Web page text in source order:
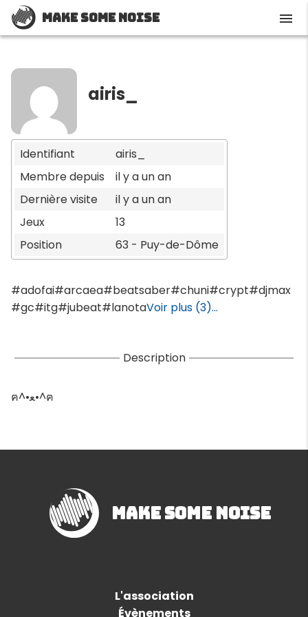
Make Some Noise menu
airis_
Identifiant
airis_
Membre depuis
il y a un an
Dernière visite
il y a un an
Jeux
13
Position
63 - Puy-de-Dôme
#adofai#arcaea#beatsaber#chuni#crypt#djmax
#gc#itg#jubeat#lanotaVoir plus (3)...
Description
ฅ⁠^⁠•⁠ﻌ⁠•⁠^⁠ฅ
Make Some Noise
L'association
Évènements